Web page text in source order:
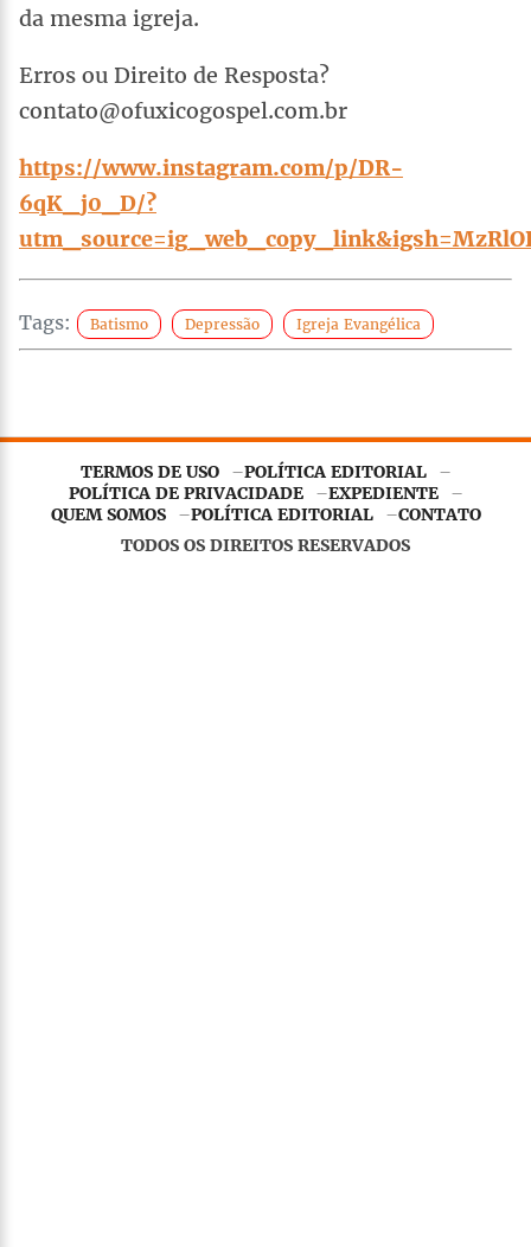
da mesma igreja.
Erros ou Direito de Resposta?
contato@ofuxicogospel.com.br
https://www.instagram.com/p/DR-
6qK_j0_D/?
Tags: Batismo Depressão Igreja Evangélica
TERMOS DE USO
POLÍTICA EDITORIAL
POLÍTICA DE PRIVACIDADE
EXPEDIENTE
QUEM SOMOS
POLÍTICA EDITORIAL
CONTATO
TODOS OS DIREITOS RESERVADOS